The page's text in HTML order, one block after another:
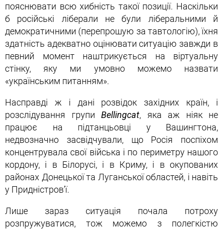
пояснювати всю хибність такої позиції. Наскільки
б російські ліберали не були ліберальними й
демократичними (перепрошую за тавтологію), їхня
здатність адекватно оцінювати ситуацію завжди в
певний момент наштрикується на віртуальну
стінку, яку ми умовно можемо назвати
«українським питанням».
Насправді ж і дані розвідок західних країн, і
розслідування групи Bellingcat, яка аж ніяк не
працює на підтанцьовці у Вашингтона,
недвозначно засвідчували, що Росія поспіхом
концентрувала свої війська і по периметру нашого
кордону, і в Білорусі, і в Криму, і в окупованих
районах Донецької та Луганської областей, і навіть
у Придністров’ї.
Лише зараз ситуація почала потроху
розпружуватися, тож можемо з полегкістю